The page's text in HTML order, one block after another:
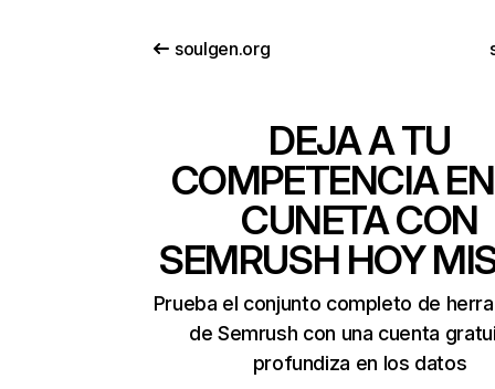
soulgen.org
DEJA A TU
COMPETENCIA
CUNETA CON
SEMRUSH HOY
Prueba el conjunto completo de
de Semrush con una cuenta
profundiza en los datos